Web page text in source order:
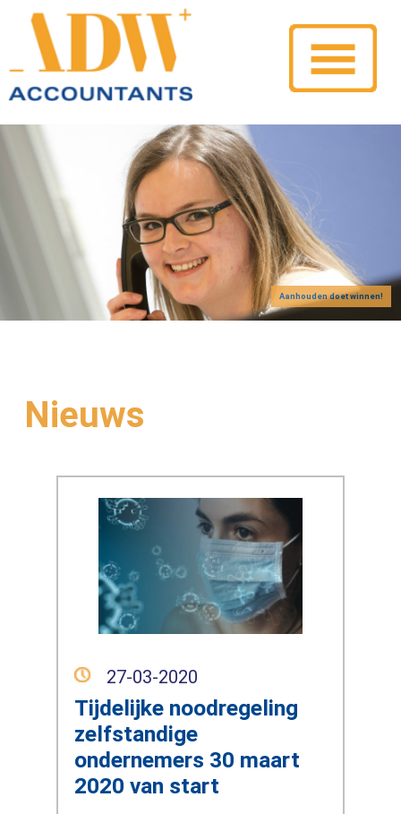
Aanhouden doet winnen!
Nieuws
27-03-2020
Tijdelijke noodregeling
zelfstandige
ondernemers 30 maart
2020 van start